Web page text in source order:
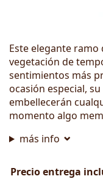
Este elegante
vegetación de
sentimientos más
ocasión especial,
embellecerán
momento algo
más info
Precio entrega